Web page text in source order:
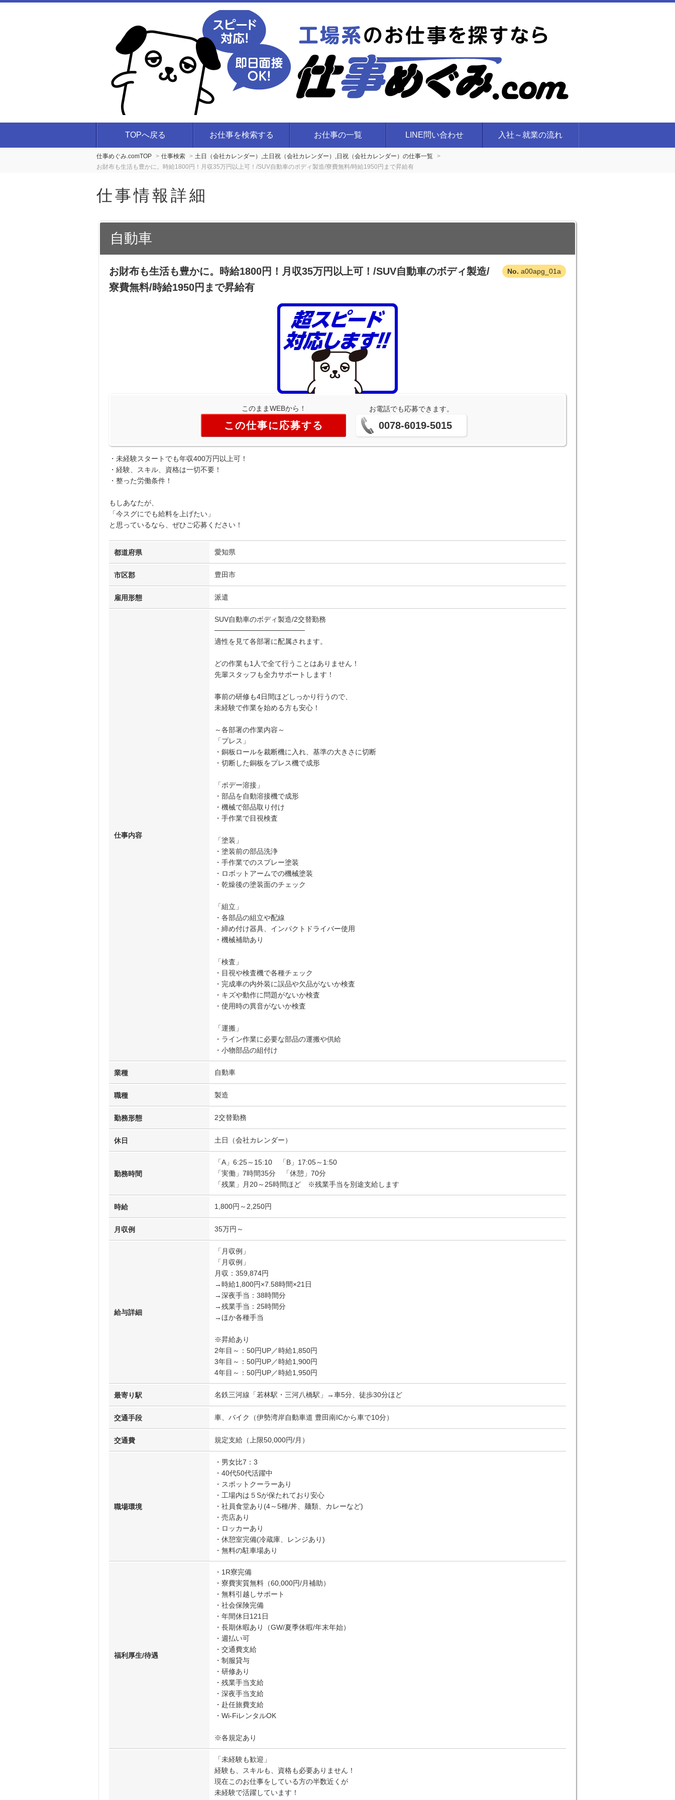
TOPへ戻る お仕事を検索する お仕事の一覧 LINE問い合わせ 入社～就業の流れ
仕事めぐみ.comTOP 仕事検索
土日（会社カレンダー）,土日祝（会社カレンダー）,日祝（会社カレンダー）の仕事一覧
お財布も生活も豊かに。時給1800円！月収35万円以上可！/SUV自動車のボディ製造/寮費無料/時給1950円まで昇給有
仕事情報詳細
自動車
a00apg_01a
お財布も生活も豊かに。時給1800円！月収35万円以上可！/SUV自動車のボディ製造/
寮費無料/時給1950円まで昇給有
このままWEBから！
この仕事に応募する
お電話でも応募できます。
0078-6019-5015
・未経験スタートでも年収400万円以上可！
・経験、スキル、資格は一切不要！
・整った労働条件！
もしあなたが、
「今スグにでも給料を上げたい」
と思っているなら、ぜひご応募ください！
都道府県 愛知県
市区郡 豊田市
雇用形態 派遣
仕事内容
SUV自動車のボディ製造/2交替勤務
──────────────────
適性を見て各部署に配属されます。
どの作業も1人で全て行うことはありません！
先輩スタッフも全力サポートします！
事前の研修も4日間ほどしっかり行うので、
未経験で作業を始める方も安心！
～各部署の作業内容～
「プレス」
・銅板ロールを裁断機に入れ、基準の大きさに切断
・切断した銅板をプレス機で成形
「ボデー溶接」
・部品を自動溶接機で成形
・機械で部品取り付け
・手作業で目視検査
「塗装」
・塗装前の部品洗浄
・手作業でのスプレー塗装
・ロボットアームでの機械塗装
・乾燥後の塗装面のチェック
「組立」
・各部品の組立や配線
・締め付け器具、インパクトドライバー使用
・機械補助あり
「検査」
・目視や検査機で各種チェック
・完成車の内外装に誤品や欠品がないか検査
・キズや動作に問題がないか検査
・使用時の異音がないか検査
「運搬」
・ライン作業に必要な部品の運搬や供給
・小物部品の組付け
業種 自動車
職種 製造
勤務形態 2交替勤務
休日 土日（会社カレンダー）
勤務時間
「A」6:25～15:10 「B」17:05～1:50
「実働」7時間35分 「休憩」70分
「残業」月20～25時間ほど ※残業手当を別途支給します
時給 1,800円～2,250円
月収例 35万円～
給与詳細
「月収例」
「月収例」
月収：359,874円
→時給1,800円×7.58時間×21日
→深夜手当：38時間分
→残業手当：25時間分
→ほか各種手当
※昇給あり
2年目～：50円UP／時給1,850円
3年目～：50円UP／時給1,900円
4年目～：50円UP／時給1,950円
最寄り駅 名鉄三河線「若林駅・三河八橋駅」→車5分、徒歩30分ほど
交通手段 車、バイク（伊勢湾岸自動車道 豊田南ICから車で10分）
交通費 規定支給（上限50,000円/月）
職場環境
・男女比7：3
・40代50代活躍中
・スポットクーラーあり
・工場内は５Sが保たれており安心
・社員食堂あり(4～5種/丼、麺類、カレーなど)
・売店あり
・ロッカーあり
・休憩室完備(冷蔵庫、レンジあり)
・無料の駐車場あり
福利厚生/待遇
・1R寮完備
・寮費実質無料（60,000円/月補助）
・無料引越しサポート
・社会保険完備
・年間休日121日
・長期休暇あり（GW/夏季休暇/年末年始）
・週払い可
・交通費支給
・制服貸与
・研修あり
・残業手当支給
・深夜手当支給
・赴任旅費支給
・Wi-FiレンタルOK
※各規定あり
「未経験も歓迎」
経験も、スキルも、資格も必要ありません！
現在このお仕事をしている方の半数近くが
未経験で活躍しています！